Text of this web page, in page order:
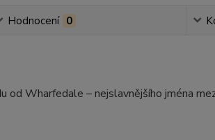
Hodnocení 0
Wharfedale – nejslavnějšího jména